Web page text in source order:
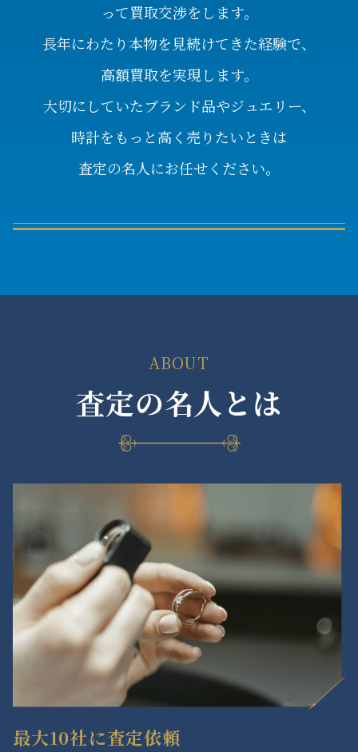
って買取交渉をします。
長年にわたり本物を見続けてきた経験で、
高額買取を実現します。
大切にしていたブランド品やジュエリー、
時計をもっと高く売りたいときは
査定の名人にお任せください。
ABOUT
査定の名人とは
最大10社に査定依頼